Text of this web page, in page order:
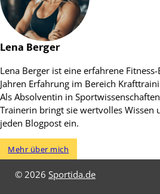
Lena Berger
Lena Berger ist eine erfahrene
Jahren Erfahrung im Bereich
Als Absolventin in
Trainerin bringt sie wertvolles Wissen
jeden Blogpost ein.
Mehr über mich
© 2026 Sportida.de